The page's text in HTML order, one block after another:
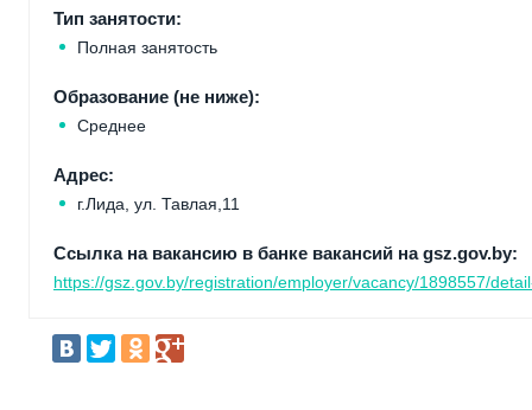
Тип занятости:
Полная занятость
Образование (не ниже):
Среднее
Адрес:
г.Лида, ул. Тавлая,11
Ссылка на вакансию в банке вакансий на gsz.gov.by:
https://gsz.gov.by/registration/employer/vacancy/1898557/